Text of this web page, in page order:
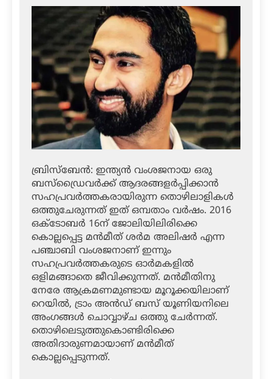
ബ്രിസ്‌ബേന്‍: ഇന്ത്യന്‍ വംശജനായ ഒരു
ബസ്‌ഡ്രൈവര്‍ക്ക് ആദരങ്ങളര്‍പ്പിക്കാന്‍
സഹപ്രവര്‍ത്തകരായിരുന്ന തൊഴിലാളികള്‍
ഒത്തുചേരുന്നത് ഇത് ഒമ്പതാം വര്‍ഷം. 2016
ഒക്ടോബര്‍ 16ന് ജോലിയിലിരിക്കെ
കൊല്ലപ്പെട്ട മന്‍മീത് ശര്‍മ അലിഷര്‍ എന്ന
പഞ്ചാബി വംശജനാണ് ഇന്നും
സഹപ്രവര്‍ത്തകരുടെ ഓര്‍മകളില്‍
ഒളിമങ്ങാതെ ജീവിക്കുന്നത്. മന്‍മീതിനു
നേരേ ആക്രമണമുണ്ടായ മൂറൂക്കയിലാണ്
റെയില്‍, ട്രാം അന്‍ഡ് ബസ് യൂണിയനിലെ
അംഗങ്ങള്‍ ചൊവ്വാഴ്ച ഒത്തു ചേര്‍ന്നത്.
തൊഴിലെടുത്തുകൊണ്ടിരിക്കെ
അതിദാരുണമായാണ് മന്‍മീത്
കൊല്ലപ്പെടുന്നത്.